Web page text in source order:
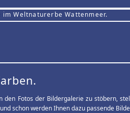
Weltnaturerbe Wattenmeer.
den Fotos der Bildergalerie zu stöbern,
schon werden Ihnen dazu passende